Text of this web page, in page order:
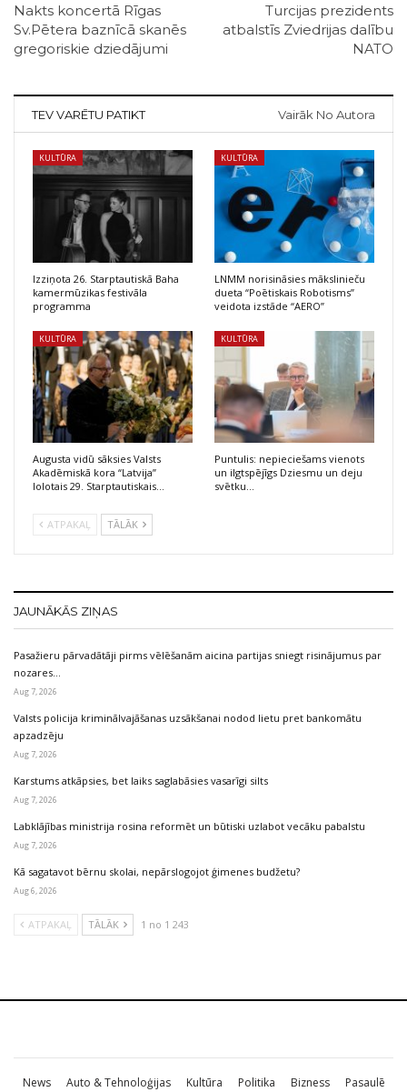
Nakts koncertā Rīgas
Sv.Pētera baznīcā skanēs
gregoriskie dziedājumi
Turcijas prezidents
atbalstīs Zviedrijas dalību
NATO
TEV VARĒTU PATIKT Vairāk No Autora
KULTŪRA
Izziņota 26. Starptautiskā Baha
kamermūzikas festivāla
programma
KULTŪRA
LNMM norisināsies mākslinieču
dueta “Poētiskais Robotisms”
veidota izstāde “AERO”
KULTŪRA
Augusta vidū sāksies Valsts
Akadēmiskā kora “Latvija”
lolotais 29. Starptautiskais…
KULTŪRA
Puntulis: nepieciešams vienots
un ilgtspējīgs Dziesmu un deju
svētku…
ATPAKAĻ TĀLĀK
JAUNĀKĀS ZIŅAS
Pasažieru pārvadātāji pirms vēlēšanām aicina partijas sniegt risinājumus par
nozares…
Aug 7, 2026
Valsts policija kriminālvajāšanas uzsākšanai nodod lietu pret bankomātu
apzadzēju
Aug 7, 2026
Karstums atkāpsies, bet laiks saglabāsies vasarīgi silts
Aug 7, 2026
Labklājības ministrija rosina reformēt un būtiski uzlabot vecāku pabalstu
Aug 7, 2026
Kā sagatavot bērnu skolai, nepārslogojot ģimenes budžetu?
Aug 6, 2026
ATPAKAĻ TĀLĀK 1 no 1 243
News Auto & Tehnoloģijas Kultūra Politika Bizness Pasaulē